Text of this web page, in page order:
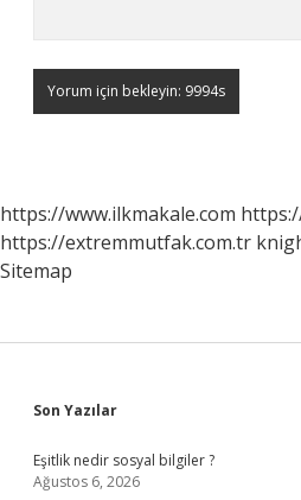
https://www.ilkmakale.com
https://extremmutfak.com.tr
Sitemap
Sidebar
Son Yazılar
Eşitlik nedir sosyal bilgiler ?
Ağustos 6, 2026